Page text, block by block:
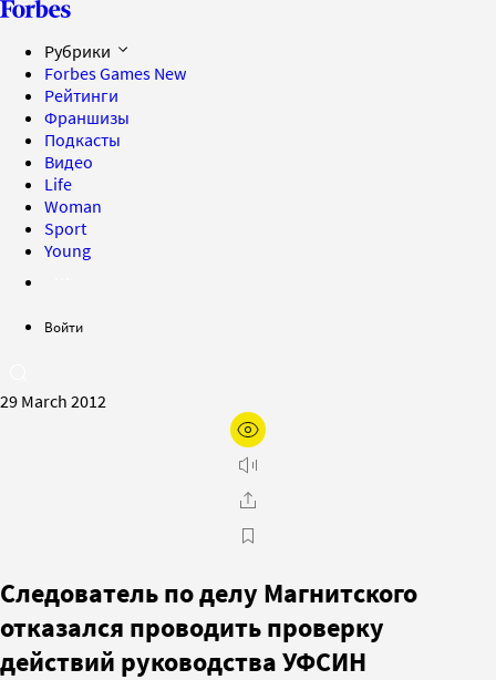
Рубрики
Forbes Games New
Рейтинги
Франшизы
Подкасты
Видео
Life
Woman
Sport
Young
Войти
29 March 2012
Следователь по делу Магнитского
отказался проводить проверку
действий руководства УФСИН